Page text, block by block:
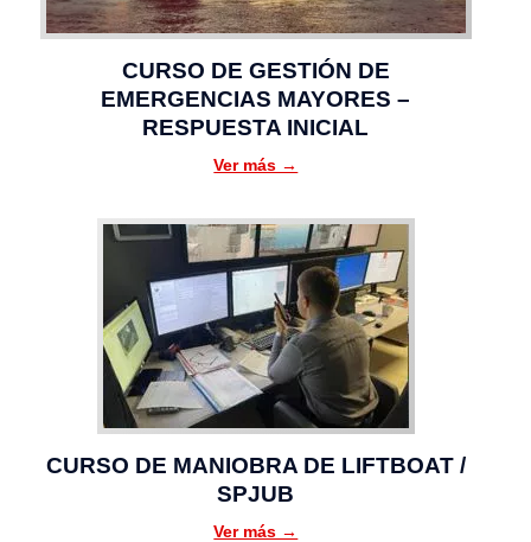
CURSO DE GESTIÓN DE
EMERGENCIAS MAYORES –
RESPUESTA INICIAL
Ver más →
CURSO DE MANIOBRA DE LIFTBOAT /
SPJUB
Ver más →